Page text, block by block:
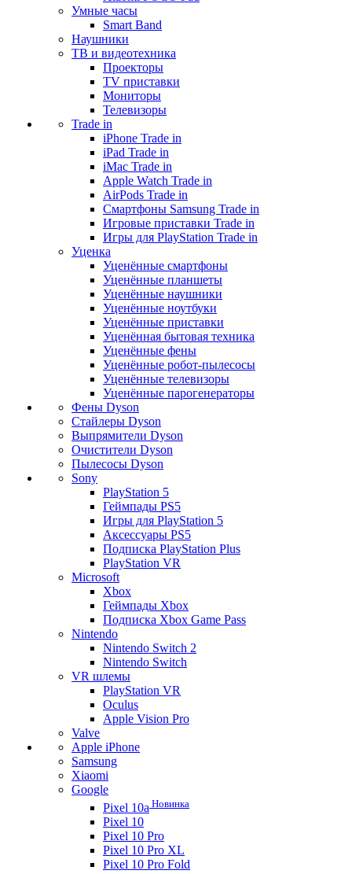
Умные часы
Smart Band
Наушники
ТВ и видеотехника
Проекторы
TV приставки
Мониторы
Телевизоры
Trade in
iPhone Trade in
iPad Trade in
iMac Trade in
Apple Watch Trade in
AirPods Trade in
Смартфоны Samsung Trade in
Игровые приставки Trade in
Игры для PlayStation Trade in
Уценка
Уценённые смартфоны
Уценённые планшеты
Уценённые наушники
Уценённые ноутбуки
Уценённые приставки
Уценённая бытовая техника
Уценённые фены
Уценённые робот-пылесосы
Уценённые телевизоры
Уценённые парогенераторы
Фены Dyson
Стайлеры Dyson
Выпрямители Dyson
Очистители Dyson
Пылесосы Dyson
Sony
PlayStation 5
Геймпады PS5
Игры для PlayStation 5
Аксессуары PS5
Подписка PlayStation Plus
PlayStation VR
Microsoft
Xbox
Геймпады Xbox
Подписка Xbox Game Pass
Nintendo
Nintendo Switch 2
Nintendo Switch
VR шлемы
PlayStation VR
Oculus
Apple Vision Pro
Valve
Apple iPhone
Samsung
Xiaomi
Google
Pixel 10a Новинка
Pixel 10
Pixel 10 Pro
Pixel 10 Pro XL
Pixel 10 Pro Fold